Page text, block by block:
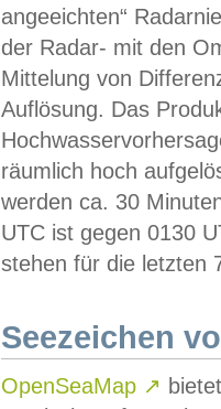
angeeichten“
der Radar- mit den
Mittelung von
Auflösung. Das
räumlich hoch
werden ca. 30
UTC ist gegen 0130
stehen für die letzten
Seezeichen
OpenSeaMap ↗